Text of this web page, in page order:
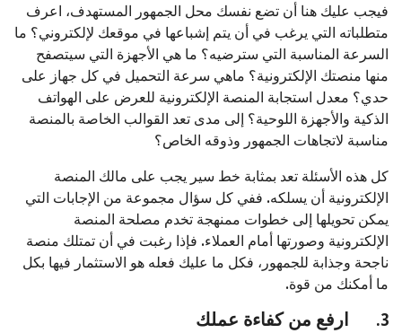
فيجب عليك هنا أن تضع نفسك محل الجمهور المستهدف، اعرف
متطلباته التي يرغب في أن يتم إشباعها في موقعك لإلكتروني؟ ما
السرعة المناسبة التي سترضيه؟ ما هي الأجهزة التي سيتصفح
منها منصتك الإلكترونية؟ ماهي سرعة التحميل في كل جهاز على
حدي؟ معدل استجابة المنصة الإلكترونية للعرض على الهواتف
الذكية والأجهزة اللوحية؟ إلى مدى تعد القوالب الخاصة بالمنصة
مناسبة لاتجاهات الجمهور وذوقه الخاص؟
كل هذه الأسئلة تعد بمثابة خط سير يجب على مالك المنصة
الإلكترونية أن يسلكه. ففي كل سؤال مجموعة من الإجابات التي
يمكن تحويلها إلى خطوات ممنهجة تخدم مصلحة المنصة
الإلكترونية وصورتها أمام العملاء. فإذا رغبت في أن تمتلك منصة
ناجحة وجذابة للجمهور، فكل ما عليك فعله هو الاستثمار فيها بكل
ما أمكنك من قوة.
3. ارفع من كفاءة عملك